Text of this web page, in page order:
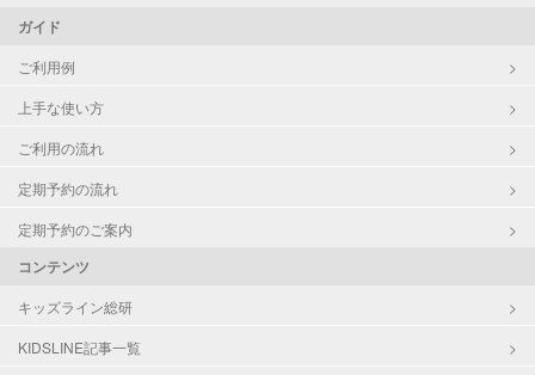
ガイド
ご利用例
上手な使い方
ご利用の流れ
定期予約の流れ
定期予約のご案内
コンテンツ
キッズライン総研
KIDSLINE記事一覧